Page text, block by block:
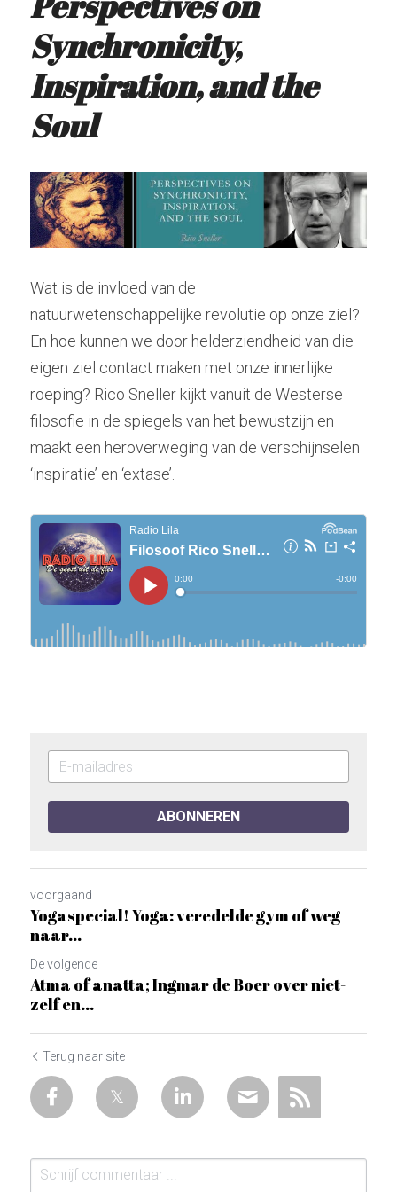
Hindoeïsme
Kabbala
Kashmir Shaivisme
Westerse cultuur
Muziek
Theosofie
Stockhausen
Zoeken
radiolilapodcast@gmail.com
Donatie
Synchronicity,
Inspiration, and the
Soul
Wat is de invloed van de
natuurwetenschappelijke revolutie op onze ziel?
En hoe kunnen we door helderziendheid van die
eigen ziel contact maken met onze innerlijke
roeping? Rico Sneller kijkt vanuit de Westerse
filosofie in de spiegels van het bewustzijn en
maakt een heroverweging van de verschijnselen
‘inspiratie’ en ‘extase’.
ABONNEREN
voorgaand
Yogaspecial! Yoga: veredelde gym of weg
naar...
De volgende
Atma of anatta; Ingmar de Boer over niet-
zelf en...
Terug naar site